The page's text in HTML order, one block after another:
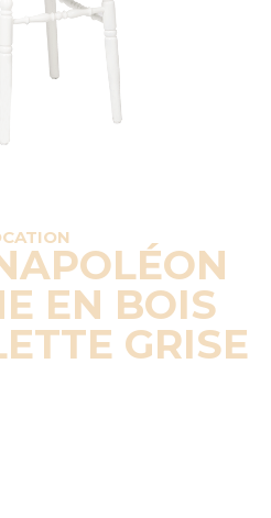
EN BOIS
GRISE